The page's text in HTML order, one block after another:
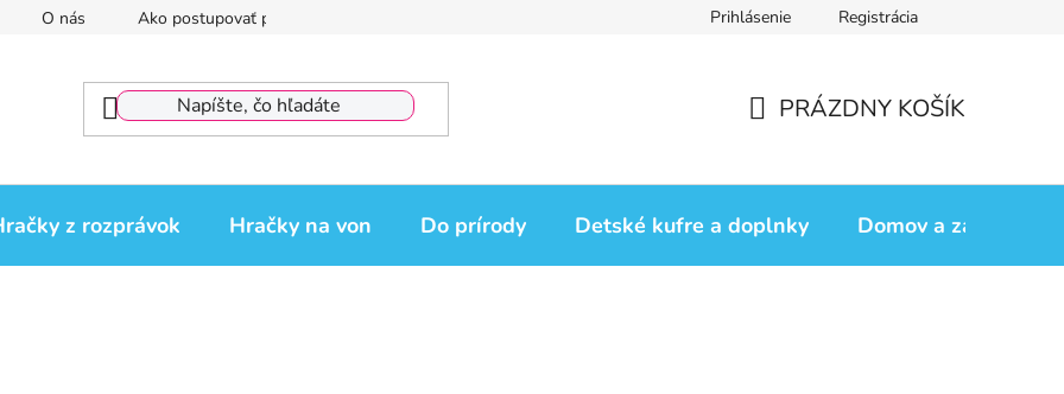
O nás Ako postupovať pri reklamácii Vrátenie tovaru Obchodné podmienky
Prihlásenie Registrácia
KOŠÍK
PRÁZDNY KOŠÍK
z rozprávok Hračky na von Do prírody Detské kufre a doplnky Domov a záhrada